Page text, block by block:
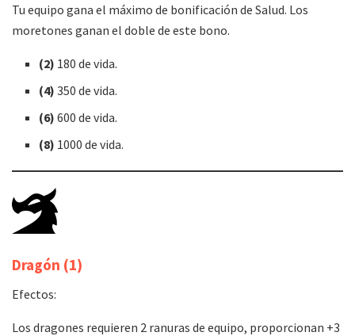
Tu equipo gana el máximo de bonificación de Salud. Los
moretones ganan el doble de este bono.
(2) 180 de vida.
(4)350 de vida.
(6) 600 de vida.
(8) 1000 de vida.
Dragón (1)
Efectos:
Los dragones requieren 2 ranuras de equipo, proporcionan +3